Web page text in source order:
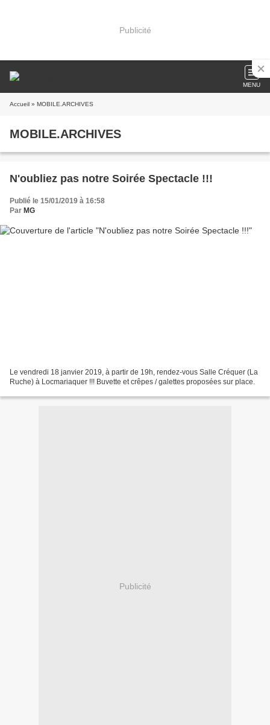
Publicité
MENU
Accueil » MOBILE.ARCHIVES
MOBILE.ARCHIVES
N'oubliez pas notre Soirée Spectacle !!!
Publié le 15/01/2019 à 16:58
Par MG
Le vendredi 18 janvier 2019, à partir de 19h, rendez-vous Salle Créquer (La
Ruche) à Locmariaquer !!! Buvette et crêpes / galettes proposées sur place.
Publicité